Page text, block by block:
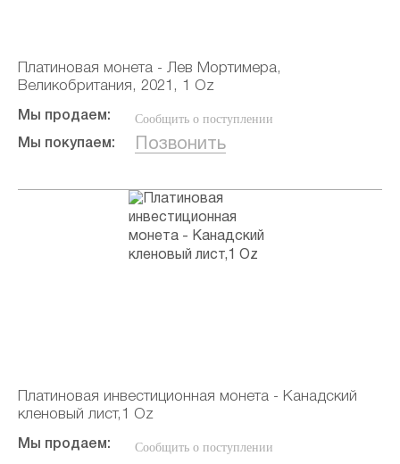
Платиновая монета - Лев Мортимера,
Великобритания, 2021, 1 Oz
Мы продаем: Сообщить о поступлении
Мы покупаем: Позвонить
Платиновая инвестиционная монета - Канадский
кленовый лист,1 Oz
Мы продаем: Сообщить о поступлении